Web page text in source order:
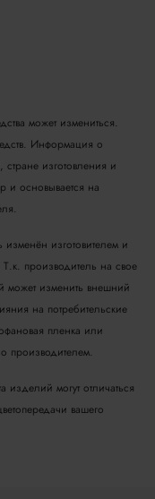
может измениться.
Информация о
стране изготовления и
и основывается на
изготовителем и
производитель на свое
может изменить внешний
на потребительские
пленка или
производителем.
могут отличаться
вашего